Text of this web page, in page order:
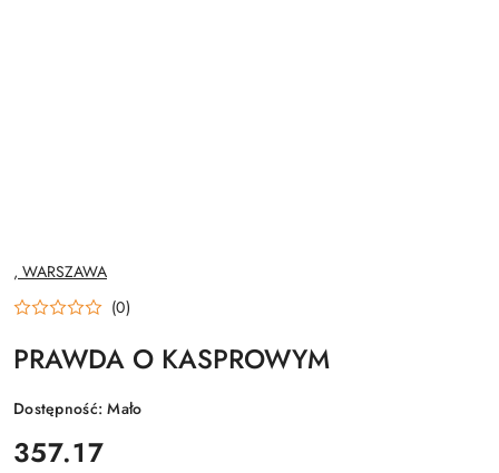
NAZWA
PRODUCENTA:
, WARSZAWA
(0)
PRAWDA O KASPROWYM
Dostępność:Mało
cena:
357.17